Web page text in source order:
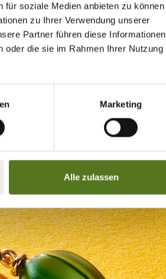
für soziale Medien anbieten zu können
zu Ihrer Verwendung unserer
Partner führen diese Informationen
oder die sie im Rahmen Ihrer Nutzung
Marketing
Alle zulassen